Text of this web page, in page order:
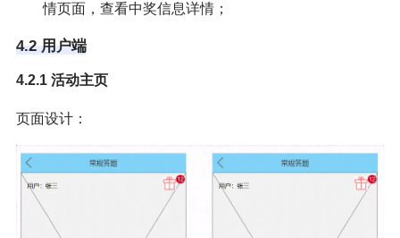
情页面，查看中奖信息详情；
4.2 用户端
4.2.1 活动主页
页面设计：